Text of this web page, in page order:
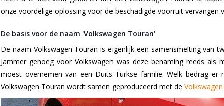
onze voordelige oplossing voor de beschadigde voorruit vervangen
De basis voor de naam 'Volkswagen Touran'
De naam Volkswagen Touran is eigenlijk een samensmelting van
Jammer genoeg voor Volkswagen was deze benaming reeds
moest overnemen van een Duits-Turkse familie. Welk bedrag
Volkswagen Touran wordt samen geproduceerd met de